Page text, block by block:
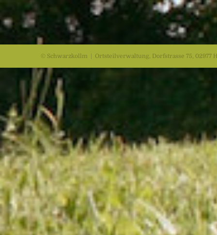
© Schwarzkollm | Ortsteilverwaltung, Dorfstrasse 75, 02977